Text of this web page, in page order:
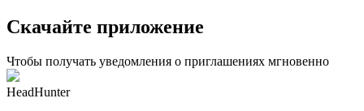
Скачайте приложение
Чтобы получать уведомления о приглашениях мгновенно
HeadHunter